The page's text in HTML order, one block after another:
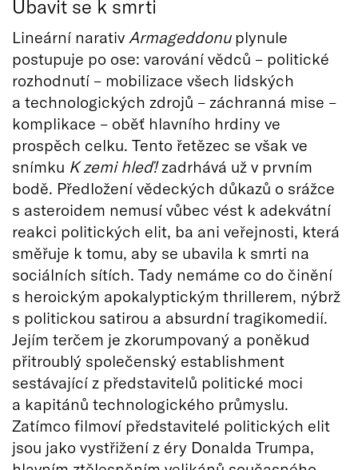
Ubavit se k smrti
Lineární narativ Armageddonuplynule
postupuje po ose: varování vědců – politické
rozhodnutí – mobilizace všech lidských
a technologických zdrojů – záchranná mise –
komplikace – oběť hlavního hrdiny ve
prospěch celku. Tento řetězec se však ve
snímku K zemi hleď!zadrhává už v prvním
bodě. Předložení vědeckých důkazů o srážce
s asteroidem nemusí vůbec vést k adekvátní
reakci politických elit, ba ani veřejnosti, která
směřuje k tomu, aby se ubavila k smrti na
sociálních sítích. Tady nemáme co do činění
s heroickým apokalyptickým thrillerem, nýbrž
s politickou satirou a absurdní tragikomedií.
Jejím terčem je zkorumpovaný a poněkud
přitroublý společenský establishment
sestávající z představitelů politické moci
a kapitánů technologického průmyslu.
Zatímco filmoví představitelé politických elit
jsou jako vystřižení z éry Donalda Trumpa,